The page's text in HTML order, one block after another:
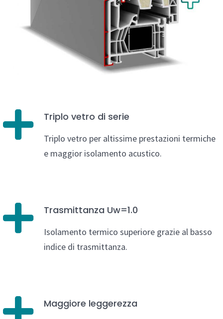
Triplo vetro di serie
Triplo vetro per altissime prestazioni termiche
e maggior isolamento acustico.
Trasmittanza Uw=1.0
Isolamento termico superiore grazie al basso
indice di trasmittanza.
Maggiore leggerezza